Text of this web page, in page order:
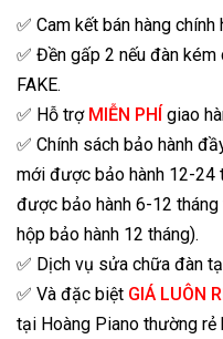
✅ Cam kết bán hàng
✅ Đền gấp 2 nếu đàn
FAKE.
✅ Hỗ trợ MIỄN PHÍ giao
✅ Chính sách bảo hành
mới được bảo hành 12-24
được bảo hành 6-12
hộp bảo hành 12 tháng).
✅ Dịch vụ sửa chữa đàn
✅ Và đặc biệt GIÁ LUÔN
tại Hoàng Piano thường rẻ